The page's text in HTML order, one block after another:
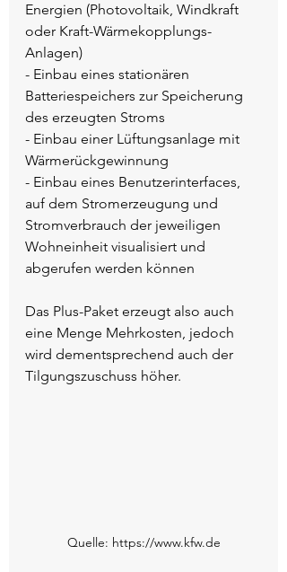
Energien (Photovoltaik, Windkraft
oder Kraft-Wärmekopplungs-
Anlagen)
- Einbau eines stationären
Batteriespeichers zur Speicherung
des erzeugten Stroms
- Einbau einer Lüftungsanlage mit
Wärmerückgewinnung
- Einbau eines Benutzerinterfaces,
auf dem Stromerzeugung und
Stromverbrauch der jeweiligen
Wohneinheit visualisiert und
abgerufen werden können
Das Plus-Paket erzeugt also auch
eine Menge Mehrkosten, jedoch
wird dementsprechend auch der
Tilgungszuschuss höher.
Quelle: https://www.kfw.de